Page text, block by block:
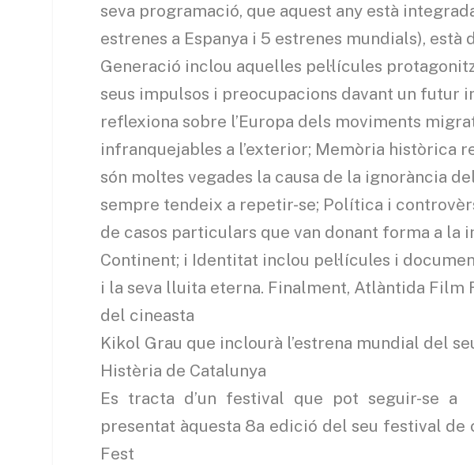
seva programació, que aquest any està
estrenes a Espanya i 5 estrenes mundials),
Generació inclou aquelles pel·lícules
seus impulsos i preocupacions davant un futur
reflexiona sobre l’Europa dels moviments
infranquejables a l’exterior; Memòria històrica
són moltes vegades la causa de la ignorància
sempre tendeix a repetir-se; Política i
de casos particulars que van donant forma a la
Continent; i Identitat inclou pel·lícules i
i la seva lluita eterna. Finalment, Atlàntida Film
del cineasta
Kikol Grau que inclourà l’estrena mundial del
Histèria de Catalunya
Es tracta d’un festival que pot seguir-se
presentat àquesta 8a edició del seu festival de
Fest